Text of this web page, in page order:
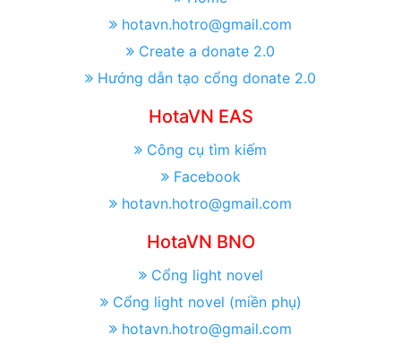
hotavn.hotro@gmail.com
Create a donate 2.0
Hướng dẫn tạo cổng donate 2.0
HotaVN EAS
Công cụ tìm kiếm
Facebook
hotavn.hotro@gmail.com
HotaVN BNO
Cổng light novel
Cổng light novel (miền phụ)
hotavn.hotro@gmail.com